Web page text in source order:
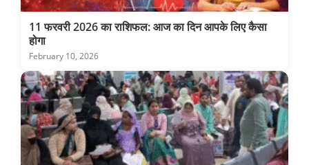
11 फरवरी 2026 का राशिफल: आज का दिन आपके लिए कैसा
होगा
February 10, 2026